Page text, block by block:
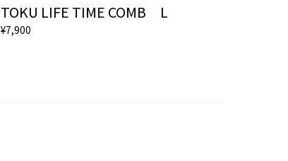
TOKU LIFE TIME COMB L
¥7,900